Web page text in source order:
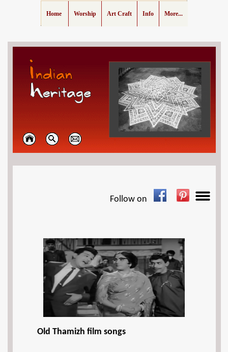
Home Worship Art Craft Info More...
Follow on
Old Thamizh film songs